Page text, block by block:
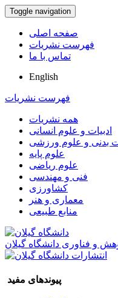
Toggle navigation
صفحه اصلی
فهرست نشریات
تماس با ما
English
فهرست نشریات
همه نشریات
ادبیات و علوم انسانی
بدنی و علوم ورزشی
علوم پایه
علوم ریاضی
فنی و مهندسی
کشاورزی
معماری و هنر
منابع طبیعی
و فناوری دانشگاه گیلان
پیوندهای مفید